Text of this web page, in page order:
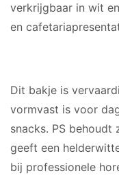
verkrijgbaar in wit
en
Dit bakje is
vormvast is voor
snacks. PS behoudt
geeft een
bij professionele